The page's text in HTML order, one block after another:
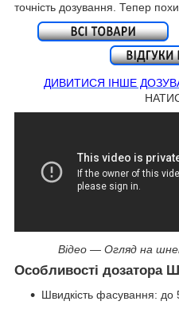
точність дозування. Тепер
ДИВИТИСЯ ІНШЕ
Відео — Огляд на
Особливості дозатора
Швидкість фасування: до